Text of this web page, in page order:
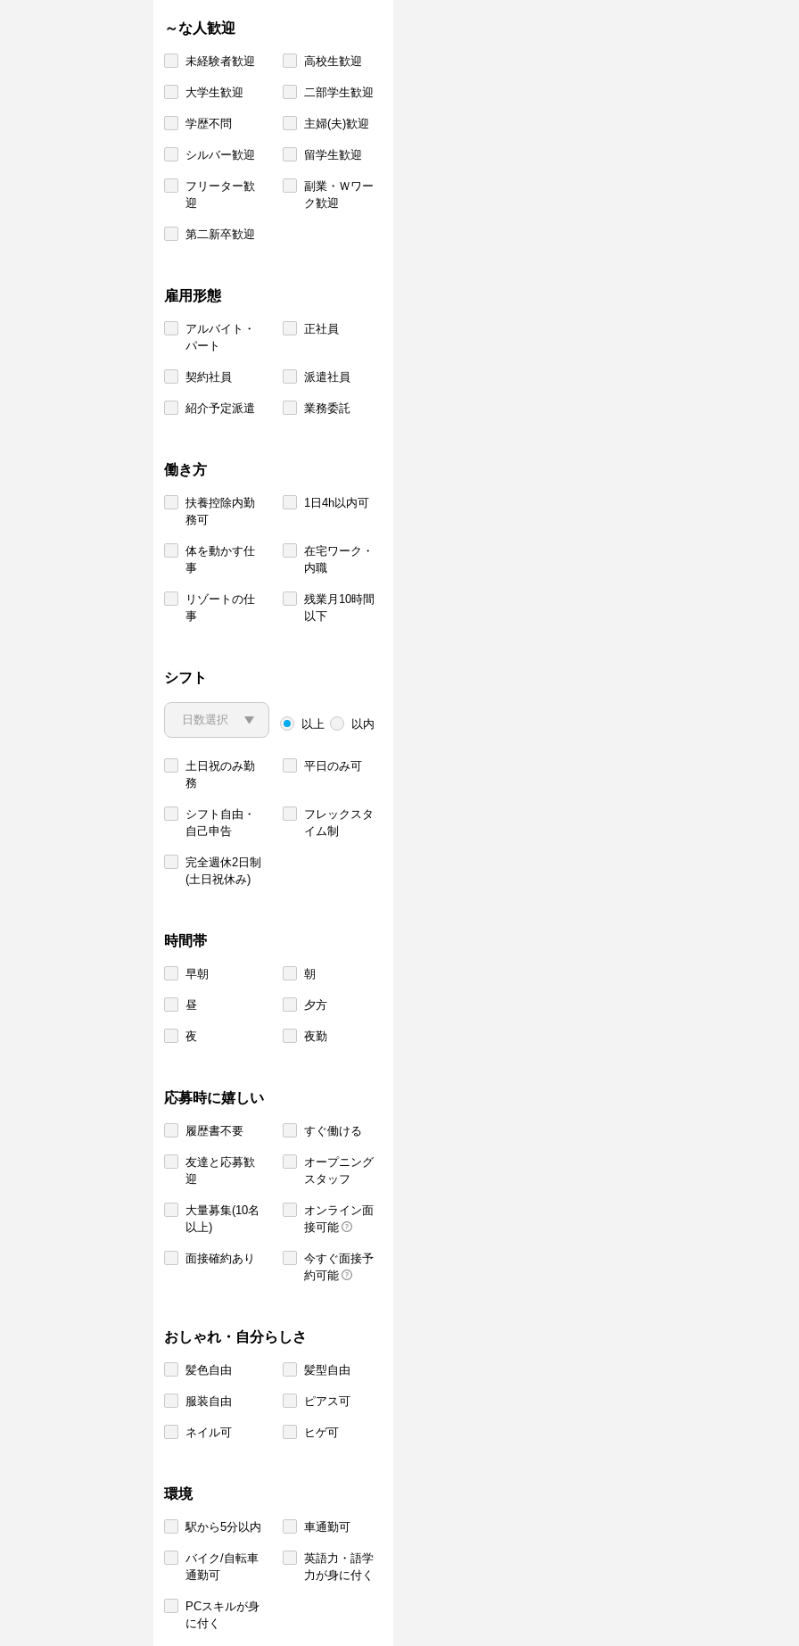
～な人歓迎
未経験者歓迎 高校生歓迎
大学生歓迎 二部学生歓迎
学歴不問 主婦(夫)歓迎
シルバー歓迎 留学生歓迎
フリーター歓
迎
副業・Ｗワー
ク歓迎
第二新卒歓迎
雇用形態
アルバイト・
パート
正社員
契約社員 派遣社員
紹介予定派遣 業務委託
働き方
扶養控除内勤
務可
1日4h以内可
体を動かす仕
事
在宅ワーク・
内職
リゾートの仕
事
残業月10時間
以下
シフト
以上 以内
土日祝のみ勤
務
平日のみ可
シフト自由・
自己申告
フレックスタ
イム制
完全週休2日制
(土日祝休み)
時間帯
早朝 朝
昼 夕方
夜 夜勤
応募時に嬉しい
履歴書不要 すぐ働ける
友達と応募歓
迎
オープニング
スタッフ
大量募集(10名
以上)
オンライン面
接可能
面接確約あり
今すぐ面接予
約可能
おしゃれ・自分らしさ
髪色自由 髪型自由
服装自由 ピアス可
ネイル可 ヒゲ可
環境
駅から5分以内 車通勤可
バイク/自転車
通勤可
英語力・語学
力が身に付く
PCスキルが身
に付く